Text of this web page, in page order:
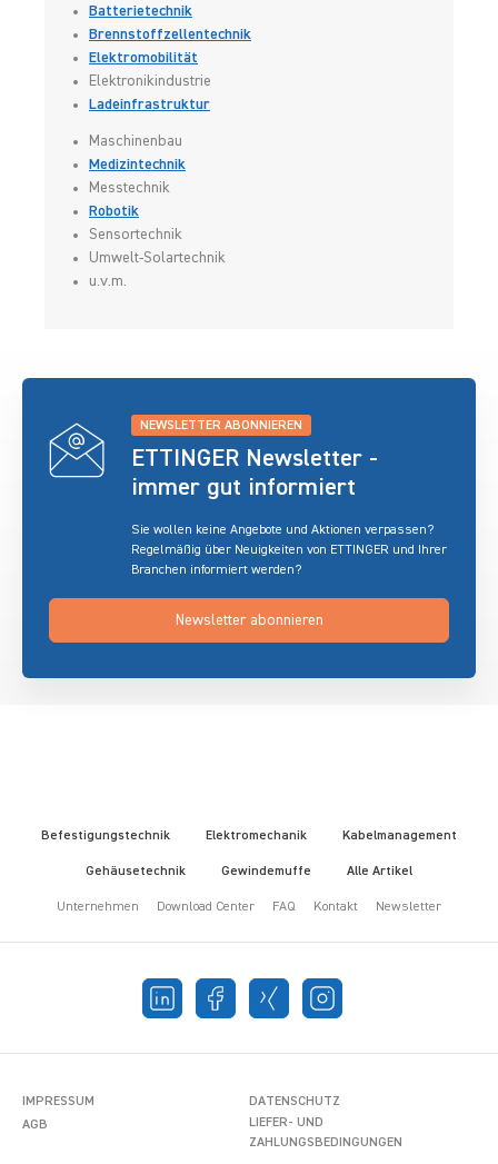
Batterietechnik
Brennstoffzellentechnik
Elektromobilität
Elektronikindustrie
Ladeinfrastruktur
Maschinenbau
Medizintechnik
Messtechnik
Robotik
Sensortechnik
Umwelt-Solartechnik
u.v.m.
NEWSLETTER ABONNIEREN
ETTINGER Newsletter -
immer gut informiert
Sie wollen keine Angebote und Aktionen verpassen?
Regelmäßig über Neuigkeiten von ETTINGER und Ihrer
Branchen informiert werden?
Newsletter abonnieren
Befestigungstechnik Elektromechanik Kabelmanagement
Gehäusetechnik Gewindemuffe Alle Artikel
Unternehmen Download Center FAQ Kontakt Newsletter
IMPRESSUM
DATENSCHUTZ
AGB
LIEFER- UND
ZAHLUNGSBEDINGUNGEN